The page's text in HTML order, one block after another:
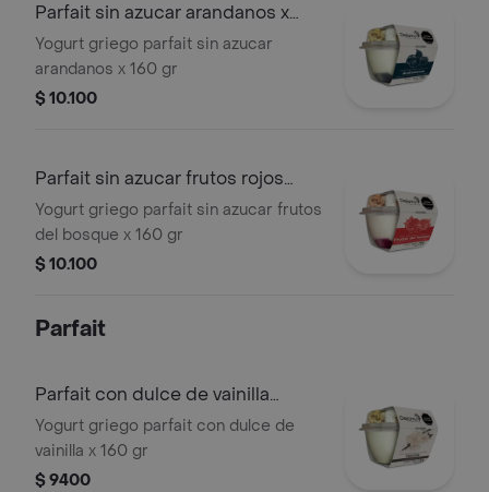
Parfait sin azucar arandanos x
160 gr
Yogurt griego parfait sin azucar
arandanos x 160 gr
$ 10.100
Parfait sin azucar frutos rojos
x160gr
Yogurt griego parfait sin azucar frutos
del bosque x 160 gr
$ 10.100
Parfait
Parfait con dulce de vainilla
x160gr
Yogurt griego parfait con dulce de
vainilla x 160 gr
$ 9400